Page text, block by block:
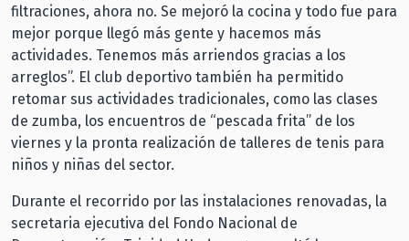
filtraciones, ahora no. Se mejoró la cocina y todo fue para
mejor porque llegó más gente y hacemos más
actividades. Tenemos más arriendos gracias a los
arreglos”. El club deportivo también ha permitido
retomar sus actividades tradicionales, como las clases
de zumba, los encuentros de “pescada frita” de los
viernes y la pronta realización de talleres de tenis para
niños y niñas del sector.
Durante el recorrido por las instalaciones renovadas, la
secretaria ejecutiva del Fondo Nacional de